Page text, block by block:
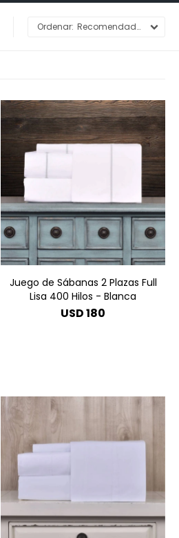
Recomendados
Juego de Sábanas 2 Plazas Full
Lisa 400 Hilos - Blanca
USD180